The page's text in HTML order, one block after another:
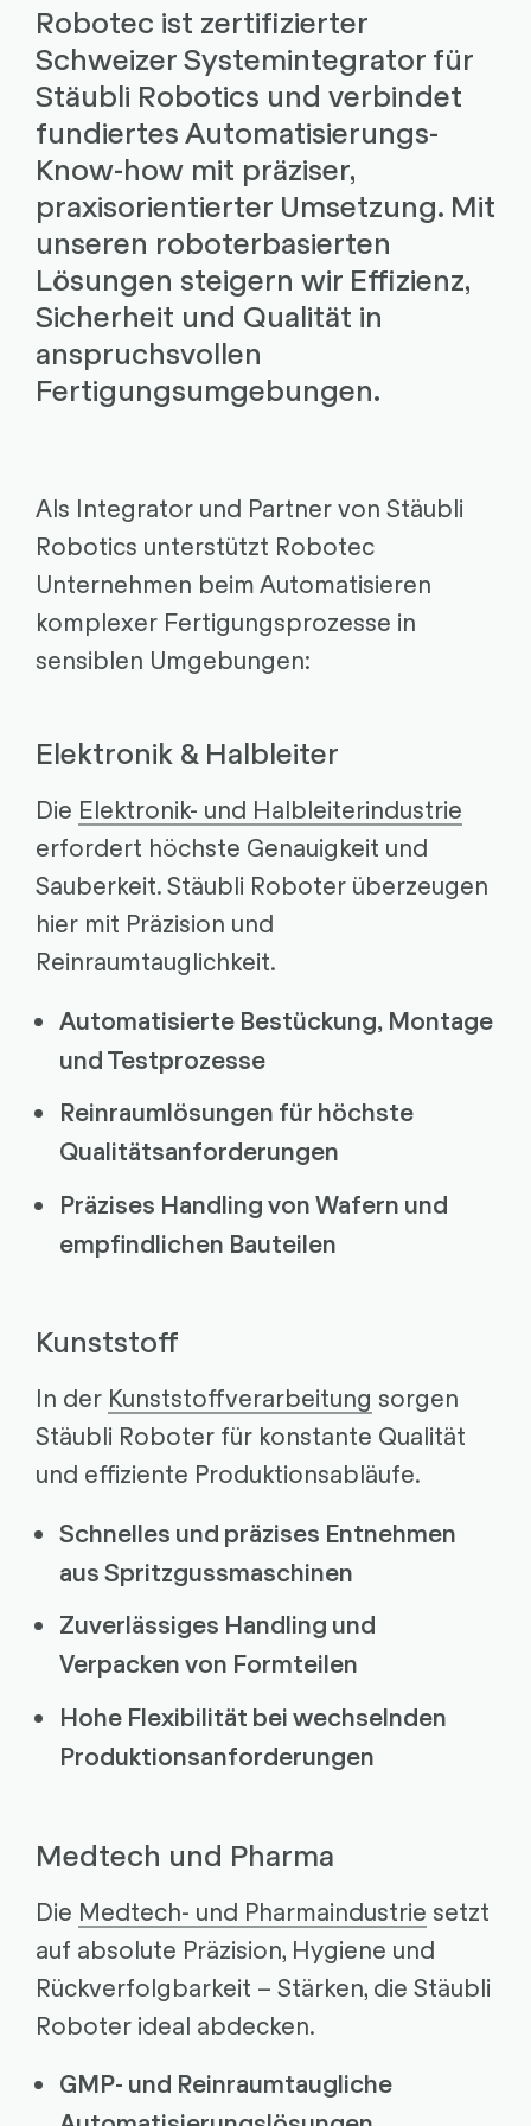
Robotec ist zertifizierter
Schweizer Systemintegrator für
Stäubli Robotics und verbindet
fundiertes Automatisierungs-
Know-how mit präziser,
praxisorientierter Umsetzung. Mit
unseren roboterbasierten
Lösungen steigern wir Effizienz,
Sicherheit und Qualität in
anspruchsvollen
Fertigungsumgebungen.
Als Integrator und Partner von Stäubli
Robotics unterstützt Robotec
Unternehmen beim Automatisieren
komplexer Fertigungsprozesse in
sensiblen Umgebungen:
Elektronik & Halbleiter
Die Elektronik- und Halbleiterindustrie
erfordert höchste Genauigkeit und
Sauberkeit. Stäubli Roboter überzeugen
hier mit Präzision und
Reinraumtauglichkeit.
Automatisierte Bestückung, Montage
und Testprozesse
Reinraumlösungen für höchste
Qualitätsanforderungen
Präzises Handling von Wafern und
empfindlichen Bauteilen
Kunststoff
In der Kunststoffverarbeitung sorgen
Stäubli Roboter für konstante Qualität
und effiziente Produktionsabläufe.
Schnelles und präzises Entnehmen
aus Spritzgussmaschinen
Zuverlässiges Handling und
Verpacken von Formteilen
Hohe Flexibilität bei wechselnden
Produktionsanforderungen
Medtech und Pharma
Die Medtech- und Pharmaindustrie setzt
auf absolute Präzision, Hygiene und
Rückverfolgbarkeit – Stärken, die Stäubli
Roboter ideal abdecken.
GMP- und Reinraumtaugliche